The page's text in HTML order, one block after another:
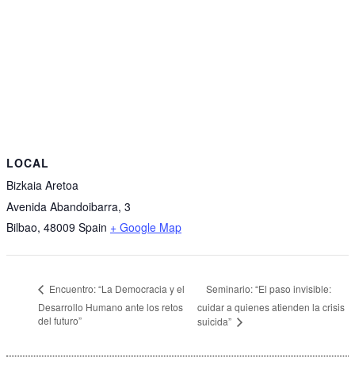
LOCAL
Bizkaia Aretoa
Avenida Abandoibarra, 3
Bilbao, 48009 Spain + Google Map
Encuentro: “La Democracia y el
Desarrollo Humano ante los retos
del futuro”
Seminario: “El paso invisible:
cuidar a quienes atienden la crisis
suicida”